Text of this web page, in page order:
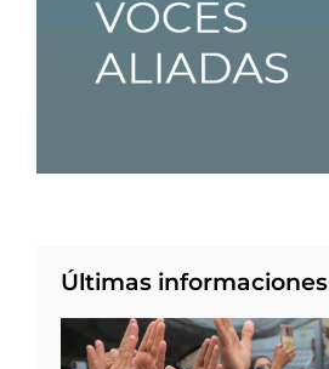
Últimas informaciones